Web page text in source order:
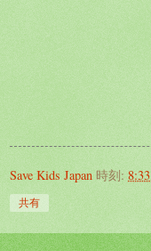
Save Kids Japan 時刻: 8:33
共有